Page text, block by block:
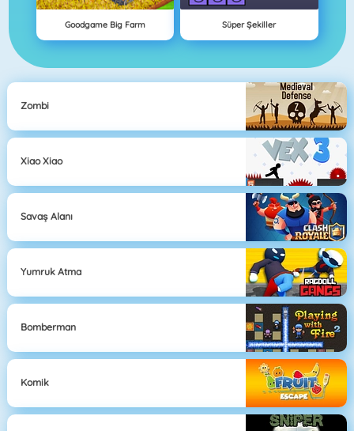
Goodgame Big Farm Süper Şekiller
Zombi
Xiao Xiao
Savaş Alanı
Yumruk Atma
Bomberman
Komik